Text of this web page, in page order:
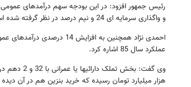
و واگذاری سرمایه ای 24 و نیم درصد در نظر گرفته شده است.
احمدی نژاد همچنین به
عملکرد سال 85 اشاره کرد.
هزار میلیارد تومان رسیده که خرید بنزین هم در آن